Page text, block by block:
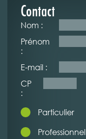
Contact
Nom :
Prénom
:
E-mail :
CP
:
Particulier
Professionnel